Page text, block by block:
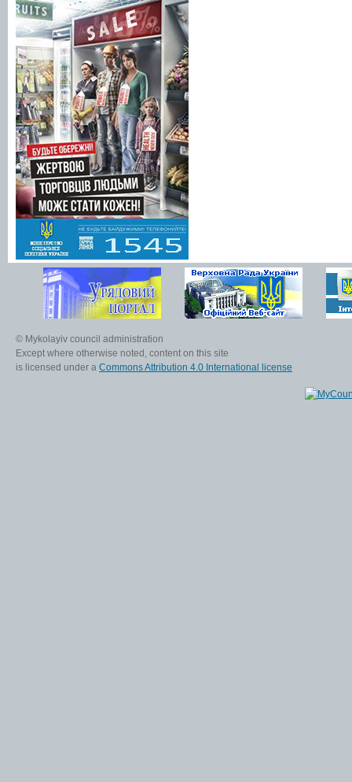
© Mykolayiv council administration
Except where otherwise noted, content on this site
is licensed under a Commons Attribution 4.0 International license